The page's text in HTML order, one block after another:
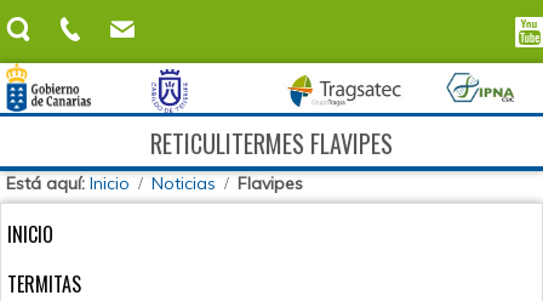
RETICULITERMES FLAVIPES
Está aquí: Inicio Noticias Flavipes
INICIO
TERMITAS